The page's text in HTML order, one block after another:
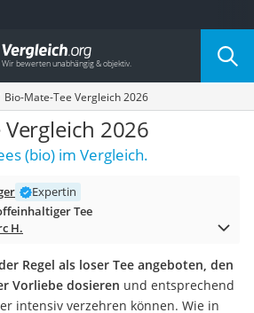
nach Kategorie
Bio-Mate-Tee Vergleich 2026
2026
(bio) im Vergleich.
Expertin
Tee
H.
Regel als loser Tee angeboten, den
Vorliebe dosieren und entsprechend
intensiv verzehren können. Wie in